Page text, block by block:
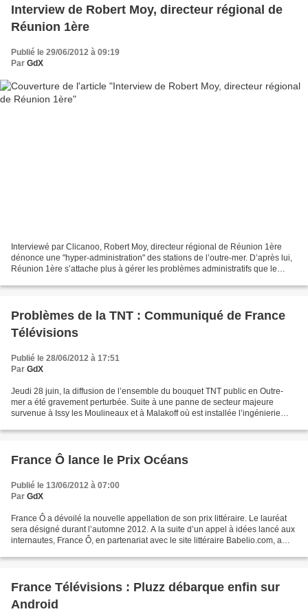
Interview de Robert Moy, directeur régional de
Réunion 1ère
Publié le 29/06/2012 à 09:19
Par GdX
Interviewé par Clicanoo, Robert Moy, directeur régional de Réunion 1ère
dénonce une "hyper-administration" des stations de l’outre-mer. D’après lui,
Réunion 1ère s’attache plus à gérer les problèmes administratifs que le
Problèmes de la TNT : Communiqué de France
Télévisions
Publié le 28/06/2012 à 17:51
Par GdX
Jeudi 28 juin, la diffusion de l’ensemble du bouquet TNT public en Outre-
mer a été gravement perturbée. Suite à une panne de secteur majeure
survenue à Issy les Moulineaux et à Malakoff où est installée l’ingénierie
France Ô lance le Prix Océans
Publié le 13/06/2012 à 07:00
Par GdX
France Ô a dévoilé la nouvelle appellation de son prix littéraire. Le lauréat
sera désigné durant l’automne 2012. A la suite d’un appel à idées lancé aux
internautes, France Ô, en partenariat avec le site littéraire Babelio.com, a
France Télévisions : Pluzz débarque enfin sur
Android